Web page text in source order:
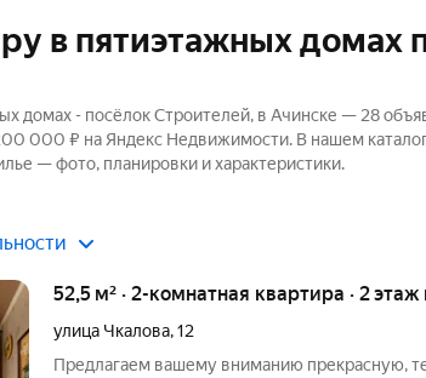
в пятиэтажных домах
домах - посёлок Строителей, в Ачинске — 28
000 ₽ на Яндекс Недвижимости. В нашем
— фото, планировки и характеристики.
52,5 м² · 2-комнатная квартира · 2 этаж
улица Чкалова,12
Предлагаем вашему вниманию прекрасную,